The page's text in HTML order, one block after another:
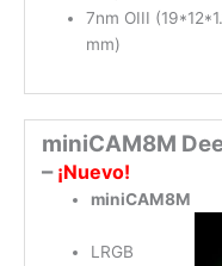
7nm OIII
mm)
miniCAM8M
– ¡Nuevo!
miniCAM8M
LRGB